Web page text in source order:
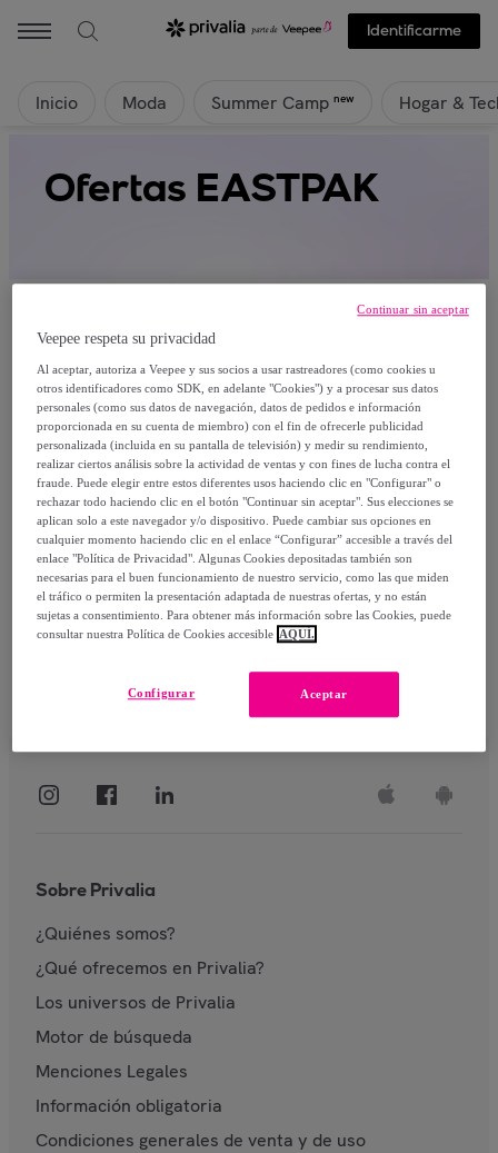
Identificarme
Inicio Moda Summer Camp new Hogar &
Ofertas EASTPAK
Actualmente no hay productos disponibles.
Regístrate y accede a todos los productos visibles
para nuestros miembros.
Identificarme
Sobre Privalia
¿Quiénes somos?
¿Qué ofrecemos en Privalia?
Los universos de Privalia
Motor de búsqueda
Menciones Legales
Información obligatoria
Condiciones generales de venta y de uso
Veepee respeta su privacidad
Al aceptar, autoriza a Veepee y sus socios a usar rastreadores (como cookies u
otros identificadores como SDK, en adelante "Cookies") y a procesar sus datos
personales (como sus datos de navegación, datos de pedidos e información
proporcionada en su cuenta de miembro) con el fin de ofrecerle publicidad
personalizada (incluida en su pantalla de televisión) y medir su rendimiento,
realizar ciertos análisis sobre la actividad de ventas y con fines de lucha contra el
fraude. Puede elegir entre estos diferentes usos haciendo clic en "Configurar" o
rechazar todo haciendo clic en el botón "Continuar sin aceptar". Sus elecciones se
aplican solo a este navegador y/o dispositivo. Puede cambiar sus opciones en
cualquier momento haciendo clic en el enlace “Configurar” accesible a través del
enlace "Política de Privacidad". Algunas Cookies depositadas también son
necesarias para el buen funcionamiento de nuestro servicio, como las que miden
el tráfico o permiten la presentación adaptada de nuestras ofertas, y no están
sujetas a consentimiento. Para obtener más información sobre las Cookies, puede
consultar nuestra Política de Cookies accesible AQUÍ.
Aceptar
Configurar
Continuar sin aceptar